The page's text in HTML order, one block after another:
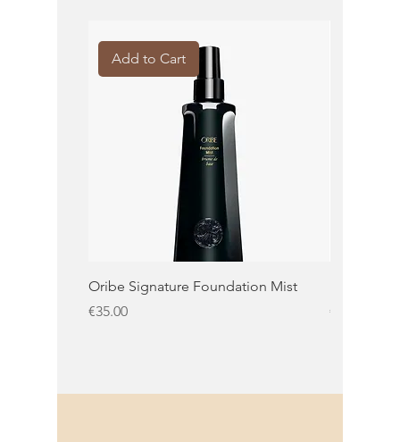
Add to Cart
Oribe Signature Foundation Mist
Price
€35.00
Price
€32.50